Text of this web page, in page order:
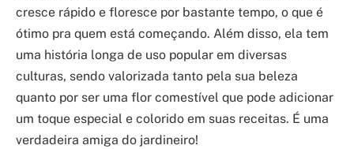
cresce rápido e floresce por bastante tempo, o que é
ótimo pra quem está começando. Além disso, ela tem
uma história longa de uso popular em diversas
culturas, sendo valorizada tanto pela sua beleza
quanto por ser uma flor comestível que pode adicionar
um toque especial e colorido em suas receitas. É uma
verdadeira amiga do jardineiro!